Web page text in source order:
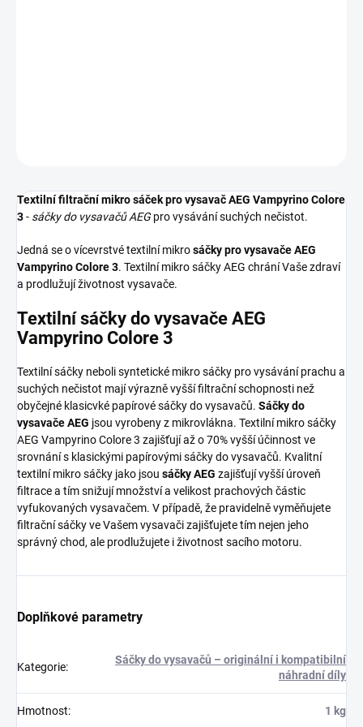
Textilní filtrační mikro sáček pro vysavač AEG Vampyrino Colore
3- sáčky do vysavačů AEGpro vysávání suchých nečistot.
Jedná se o vícevrstvé textilní mikrosáčky pro vysavače AEG
Vampyrino Colore 3. Textilní mikro sáčky AEG chrání Vaše zdraví
a prodlužují životnost vysavače.
Textilní sáčky do vysavače AEG
Vampyrino Colore 3
Textilní sáčky neboli syntetické mikro sáčky pro vysávání prachu a
suchých nečistot mají výrazně vyšší filtrační schopnosti než
obyčejné klasicvké papírové sáčky do vysavačů. Sáčky do
vysavače AEG jsou vyrobeny z mikrovlákna. Textilní mikro sáčky
AEG Vampyrino Colore 3 zajišťují až o 70% vyšší účinnost ve
srovnání s klasickými papírovými sáčky do vysavačů. Kvalitní
textilní mikro sáčky jako jsou sáčky AEG zajišťují vyšší úroveň
filtrace a tím snižují množství a velikost prachových částic
vyfukovaných vysavačem. V případě, že pravidelně vyměňujete
filtrační sáčky ve Vašem vysavači zajišťujete tím nejen jeho
správný chod, ale prodlužujete i životnost sacího motoru.
Doplňkové parametry
Kategorie:
Sáčky do vysavačů – originální i kompatibilní
náhradní díly
Hmotnost: 1 kg